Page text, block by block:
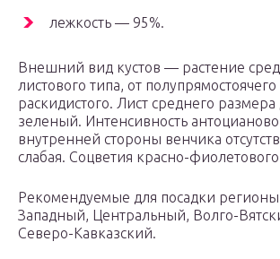
лежкость — 95%.
Внешний вид кустов — растение
листового типа, от полупрямостоячего
раскидистого. Лист среднего
зеленый. Интенсивность
внутренней стороны венчика
слабая. Соцветия красно-фиолетового
Рекомендуемые для посадки
Западный, Центральный, Волго-
Северо-Кавказский.